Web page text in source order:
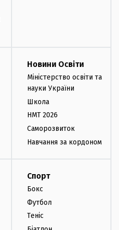
Новини Освіти
Міністерство освіти та
науки України
Школа
НМТ 2026
Саморозвиток
Навчання за кордоном
Спорт
Бокс
Футбол
Теніс